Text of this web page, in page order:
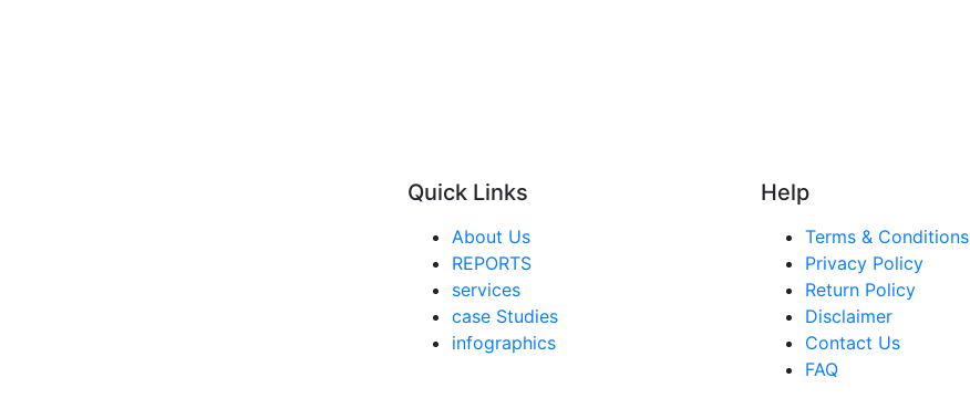
Quick Links
About Us
REPORTS
services
case Studies
infographics
Help
Terms & Conditions
Privacy Policy
Return Policy
Disclaimer
Contact Us
FAQ